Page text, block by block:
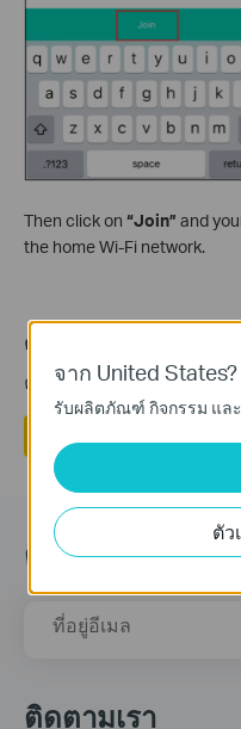
Then click on “Join” and
the home Wi-Fi network.
คำถามที่พบบ่อยนี้มีประโย
ความคิดเห็นของคุณช่วยป
ใช่ ไม่
ติดตามข้อมูลข่า
ที่อยู่อีเมล
ติดตามเรา
จาก United States?
รับผลิตภัณฑ์ กิจกรรม แล
ตัว